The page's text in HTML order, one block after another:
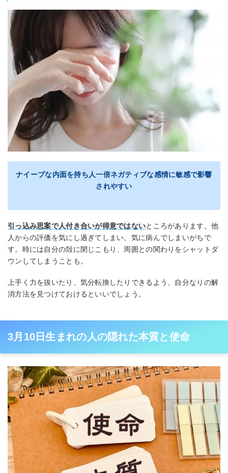
ナイーブな内面を持ち人一倍ネガティブな感情に敏感で影響
されやすい
引っ込み思案で人付き合いが得意ではないところがあります。他
人からの評価を気にし過ぎてしまい、気に病んでしまいがちで
す。時には自分の殻に閉じこもり、周囲との関わりをシャットダ
ウンしてしまうことも。
上手く力を抜いたり、気分転換したりできるよう、自分なりの解
消方法を見つけておけるといいでしょう。
3月10日生まれの人の隠れた本質と使命